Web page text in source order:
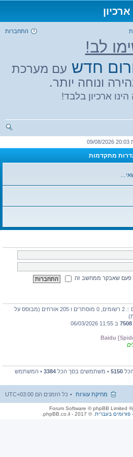
התחברות
לב!
חדש עם מערכת
ונוחה יותר.
הינו ארכיון בלבד!
2026
מתקדמות
פעם שאבקר ממחשב זה
משתמשים מחוברים :: 2 רשומים, 0 מוסתרים ו 205 אורחים (מבוסס על
7508 ב 11:55 06/03/2026
Baidu
5150 • משתמשים בסך הכל 3384 • המשתמש
כל הזמנים הם UTC+03:00 מחיקת עוגיות
® Forum Software © phpBB Limited
. © 2017 - phpBB.co.il.